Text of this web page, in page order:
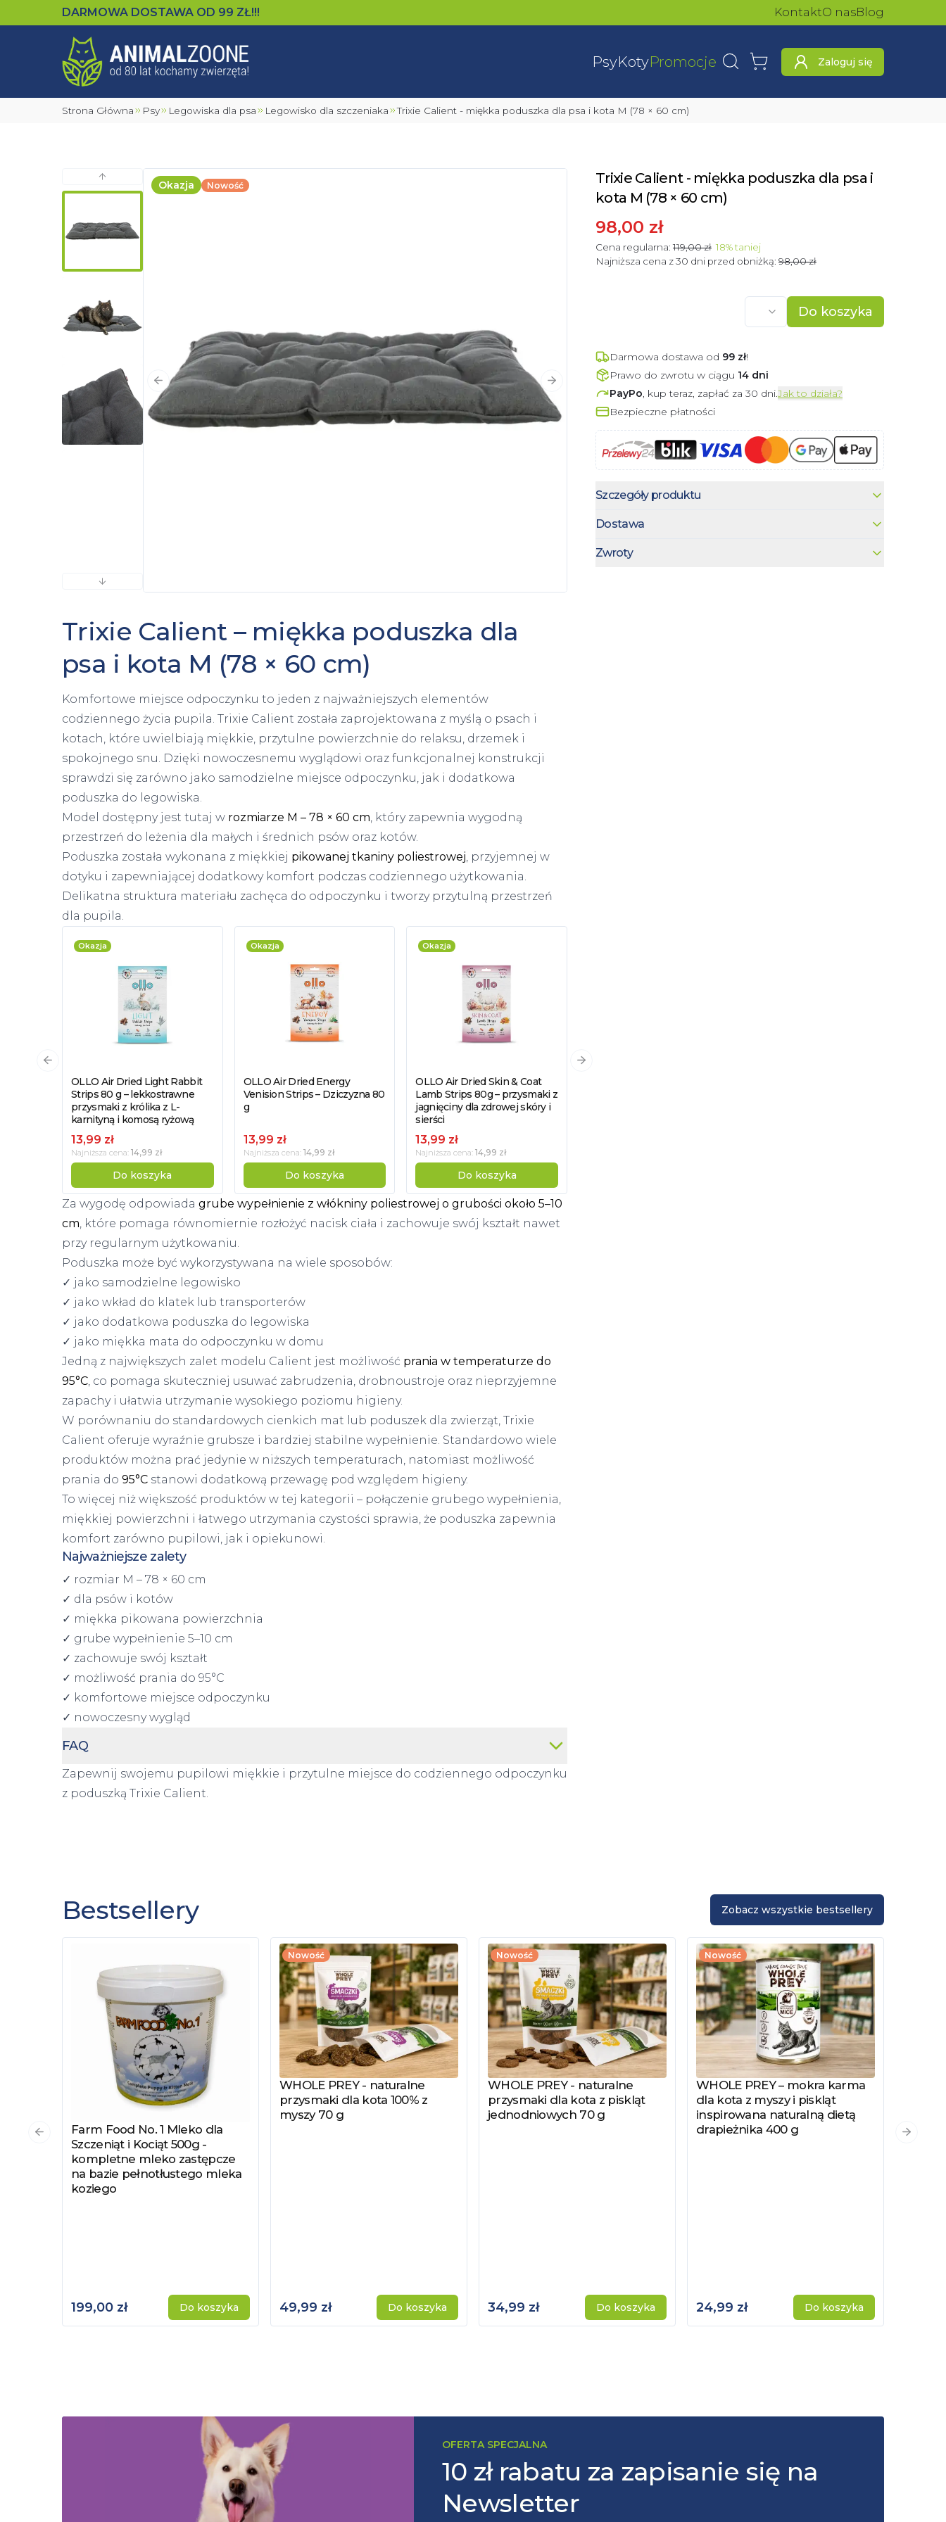
DARMOWA DOSTAWA OD 99 ZŁ!!! KontaktO nasBlog
PsyKotyPromocje WyszukajKoszyk Zaloguj się
Strona Główna Psy Legowiska dla psa Legowisko dla szczeniaka Trixie Calient - miękka poduszka dla psa i kota M (78 × 60 cm)
Poprzedni slajd
Następny slajd
Okazja Nowość
Poprzedni slajd Następny slajd
Trixie Calient - miękka poduszka dla psa i
kota M (78 × 60 cm)
98,00 zł
Cena regularna: 119,00 zł 18%taniej
Najniższa cena z 30 dni przed obniżką: 98,00 zł
Do koszyka
Darmowa dostawa od 99 zł!
Prawo do zwrotu w ciągu 14 dni
PayPo, kup teraz, zapłać za 30 dni.Jak to działa?
Bezpieczne płatności
Szczegóły produktu
Dostawa
Zwroty
Trixie Calient – miękka poduszka dla
psa i kota M (78 × 60 cm)
Komfortowe miejsce odpoczynku to jeden z najważniejszych elementów
codziennego życia pupila. Trixie Calient została zaprojektowana z myślą o psach i
kotach, które uwielbiają miękkie, przytulne powierzchnie do relaksu, drzemek i
spokojnego snu. Dzięki nowoczesnemu wyglądowi oraz funkcjonalnej konstrukcji
sprawdzi się zarówno jako samodzielne miejsce odpoczynku, jak i dodatkowa
poduszka do legowiska.
Model dostępny jest tutaj w rozmiarze M – 78 × 60 cm, który zapewnia wygodną
przestrzeń do leżenia dla małych i średnich psów oraz kotów.
Poduszka została wykonana z miękkiej pikowanej tkaniny poliestrowej, przyjemnej w
dotyku i zapewniającej dodatkowy komfort podczas codziennego użytkowania.
Delikatna struktura materiału zachęca do odpoczynku i tworzy przytulną przestrzeń
dla pupila.
Okazja
Zobacz produkt
OLLO Air Dried Light Rabbit
Strips 80 g – lekkostrawne
przysmaki z królika z L-
karnityną i komosą ryżową
13,99 zł
Najniższa cena: 14,99 zł
Do koszyka
Okazja
Zobacz produkt
OLLO Air Dried Energy
Venision Strips – Dziczyzna 80
g
13,99 zł
Najniższa cena: 14,99 zł
Do koszyka
Okazja
Zobacz produkt
OLLO Air Dried Skin & Coat
Lamb Strips 80g – przysmaki z
jagnięciny dla zdrowej skóry i
sierści
13,99 zł
Najniższa cena: 14,99 zł
Do koszyka
Poprzedni slajd Następny slajd
Za wygodę odpowiada grube wypełnienie z włókniny poliestrowej o grubości około 5–10
cm, które pomaga równomiernie rozłożyć nacisk ciała i zachowuje swój kształt nawet
przy regularnym użytkowaniu.
Poduszka może być wykorzystywana na wiele sposobów:
✓ jako samodzielne legowisko
✓ jako wkład do klatek lub transporterów
✓ jako dodatkowa poduszka do legowiska
✓ jako miękka mata do odpoczynku w domu
Jedną z największych zalet modelu Calient jest możliwość prania w temperaturze do
95°C, co pomaga skuteczniej usuwać zabrudzenia, drobnoustroje oraz nieprzyjemne
zapachy i ułatwia utrzymanie wysokiego poziomu higieny.
W porównaniu do standardowych cienkich mat lub poduszek dla zwierząt, Trixie
Calient oferuje wyraźnie grubsze i bardziej stabilne wypełnienie. Standardowo wiele
produktów można prać jedynie w niższych temperaturach, natomiast możliwość
prania do 95°C stanowi dodatkową przewagę pod względem higieny.
To więcej niż większość produktów w tej kategorii – połączenie grubego wypełnienia,
miękkiej powierzchni i łatwego utrzymania czystości sprawia, że poduszka zapewnia
komfort zarówno pupilowi, jak i opiekunowi.
Najważniejsze zalety
✓ rozmiar M – 78 × 60 cm
✓ dla psów i kotów
✓ miękka pikowana powierzchnia
✓ grube wypełnienie 5–10 cm
✓ zachowuje swój kształt
✓ możliwość prania do 95°C
✓ komfortowe miejsce odpoczynku
✓ nowoczesny wygląd
FAQ
Zapewnij swojemu pupilowi miękkie i przytulne miejsce do codziennego odpoczynku
z poduszką Trixie Calient.
Bestsellery Zobacz wszystkie bestsellery
Zobacz produkt
Farm Food No. 1 Mleko dla
Szczeniąt i Kociąt 500g -
kompletne mleko zastępcze
na bazie pełnotłustego mleka
koziego
199,00 zł Do koszyka
Nowość
Zobacz produkt
WHOLE PREY - naturalne
przysmaki dla kota 100% z
myszy 70 g
49,99 zł Do koszyka
Nowość
Zobacz produkt
WHOLE PREY - naturalne
przysmaki dla kota z piskląt
jednodniowych 70 g
34,99 zł Do koszyka
Nowość
Zobacz produkt
WHOLE PREY – mokra karma
dla kota z myszy i piskląt
inspirowana naturalną dietą
drapieżnika 400 g
24,99 zł Do koszyka
Poprzedni slajd
OFERTA SPECJALNA
10 zł rabatu za zapisanie się na
Newsletter